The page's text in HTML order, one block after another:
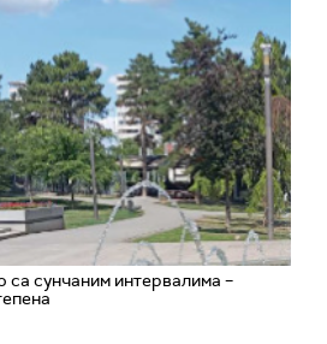
сунчаним интервалима –